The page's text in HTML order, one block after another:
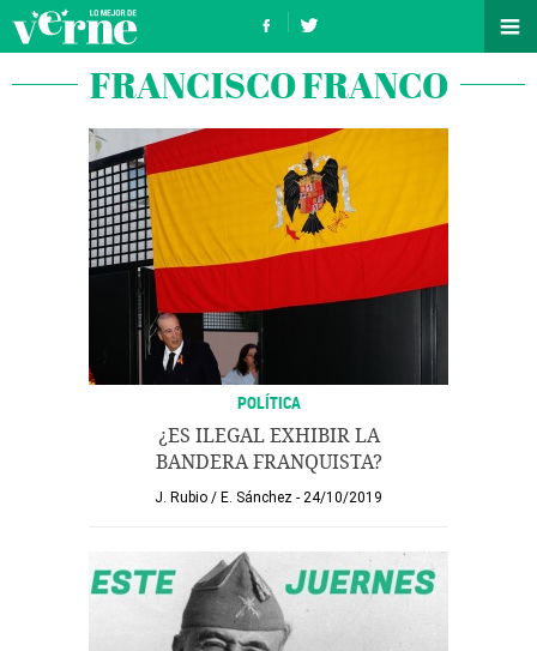
FRANCISCO FRANCO
POLÍTICA
¿ES ILEGAL EXHIBIR LA
BANDERA FRANQUISTA?
J. Rubio / E. Sánchez 24/10/2019